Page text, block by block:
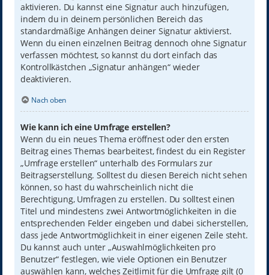
aktivieren. Du kannst eine Signatur auch hinzufügen,
indem du in deinem persönlichen Bereich das
standardmäßige Anhängen deiner Signatur aktivierst.
Wenn du einen einzelnen Beitrag dennoch ohne Signatur
verfassen möchtest, so kannst du dort einfach das
Kontrollkästchen „Signatur anhängen“ wieder
deaktivieren.
Nach oben
Wie kann ich eine Umfrage erstellen?
Wenn du ein neues Thema eröffnest oder den ersten
Beitrag eines Themas bearbeitest, findest du ein Register
„Umfrage erstellen“ unterhalb des Formulars zur
Beitragserstellung. Solltest du diesen Bereich nicht sehen
können, so hast du wahrscheinlich nicht die
Berechtigung, Umfragen zu erstellen. Du solltest einen
Titel und mindestens zwei Antwortmöglichkeiten in die
entsprechenden Felder eingeben und dabei sicherstellen,
dass jede Antwortmöglichkeit in einer eigenen Zeile steht.
Du kannst auch unter „Auswahlmöglichkeiten pro
Benutzer“ festlegen, wie viele Optionen ein Benutzer
auswählen kann, welches Zeitlimit für die Umfrage gilt (0